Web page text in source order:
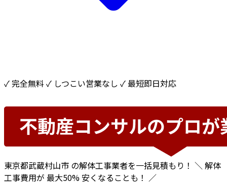
✓ 完全無料 ✓ しつこい営業なし ✓ 最短即日対応
東京都武蔵村山市 の解体工事業者を一括見積もり！ ＼ 解体
工事費用が 最大50%安くなることも！ ／